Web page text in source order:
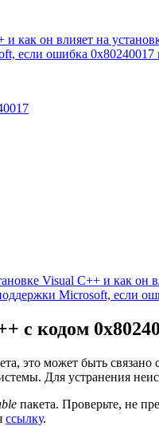
как он влияет на
если ошибка 0x80240017
Visual C++ и как он
Microsoft, если
с кодом
это может быть
Для устранения
пакета. Проверьте, не
ссылку.